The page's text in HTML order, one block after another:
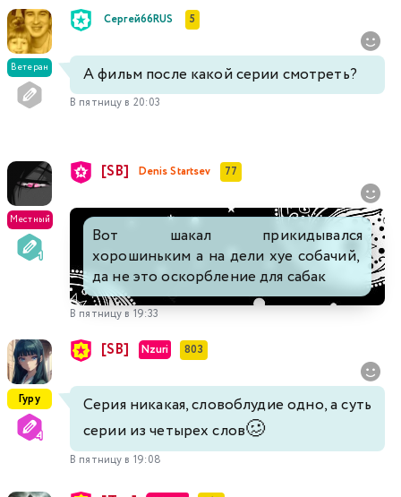
Ветеран
Сергей66RUS 5
А фильм после какой серии смотреть?
В пятницу в 20:03
Местный
[SB] Denis Startsev 77
Вот шакал прикидывался
хорошиньким а на дели хуе собачий,
да не это оскорбление для сабак
В пятницу в 19:33
Гуру
[SB] Nzuri 803
Серия никакая, словоблудие одно, а суть
серии из четырех слов🥴
В пятницу в 19:08